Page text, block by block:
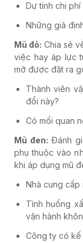
Dự tính chi
Những giả
Mũ đỏ: Chia sẻ
việc hay áp lực
mở được đặt ra
Thành viên
đổi này?
Có mối quan
Mũ đen: Đánh
phụ thuộc vào
khi áp dụng mũ
Nhà cung cấp
Tình huống
vận hành
Công ty có